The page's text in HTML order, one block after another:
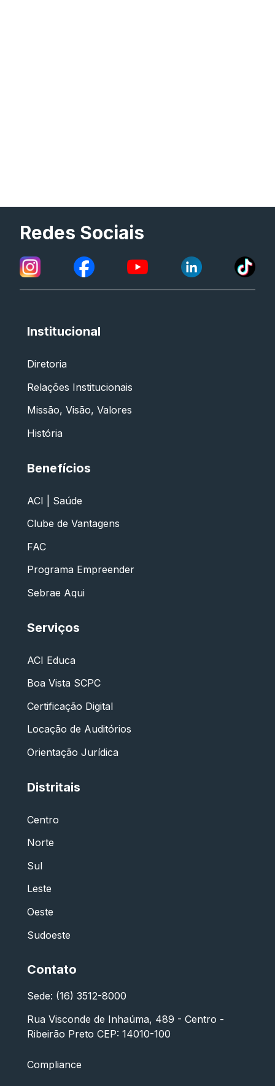
Redes Sociais
Institucional
Diretoria
Relações Institucionais
Missão, Visão, Valores
História
Benefícios
ACI | Saúde
Clube de Vantagens
FAC
Programa Empreender
Sebrae Aqui
Serviços
ACI Educa
Boa Vista SCPC
Certificação Digital
Locação de Auditórios
Orientação Jurídica
Distritais
Centro
Norte
Sul
Leste
Oeste
Sudoeste
Contato
Sede: (16) 3512-8000
Rua Visconde de Inhaúma, 489 - Centro -
Ribeirão Preto CEP: 14010-100
Compliance